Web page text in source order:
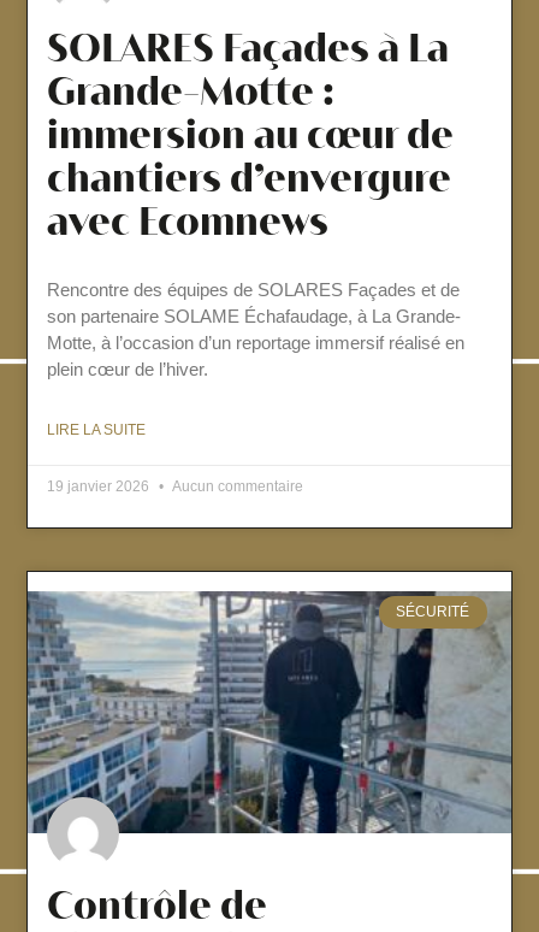
SOLARES Façades à La
Grande-Motte :
immersion au cœur de
chantiers d’envergure
avec Ecomnews
Rencontre des équipes de SOLARES Façades et de
son partenaire SOLAME Échafaudage, à La Grande-
Motte, à l’occasion d’un reportage immersif réalisé en
plein cœur de l’hiver.
LIRE LA SUITE
19 janvier 2026 Aucun commentaire
SÉCURITÉ
Contrôle de